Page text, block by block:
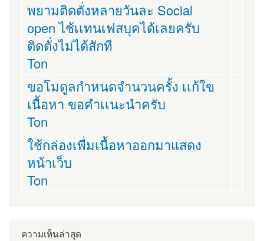
พยามติดตั่งหลายวันละ Social
open ไช้เเทนเฟสบุคได้เลยครับ
ติดตั่งไม่ได้สักที
Ton
ขอโมดูลกำหนดจำนวนครั้ง เเก้ใข
เนื้อหา ขอคำเเนะนำครับ
Ton
ใช้กล่องเพื่มเนื้อหาออกมาแสดง
หน้าเว็บ
Ton
ความเห็นล่าสุด